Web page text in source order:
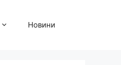
Новини